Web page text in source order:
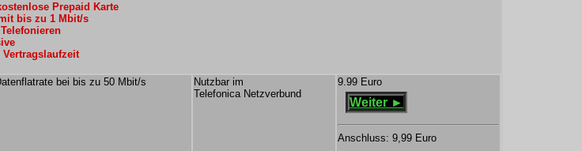
Prepaid Karte
bis zu 1 Mbit/s
Vertragslaufzeit
bei bis zu 50 Mbit/s
Nutzbar im
Telefonica Netzverbund
9.99 Euro
Weiter ►
Anschluss: 9,99 Euro